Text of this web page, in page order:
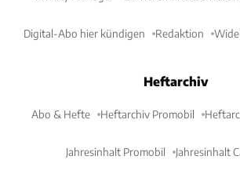
Digital-Abo hier kündigen Redaktion
Heftarchiv
Abo & Hefte Heftarchiv Promobil
Jahresinhalt Promobil Jahresinhalt